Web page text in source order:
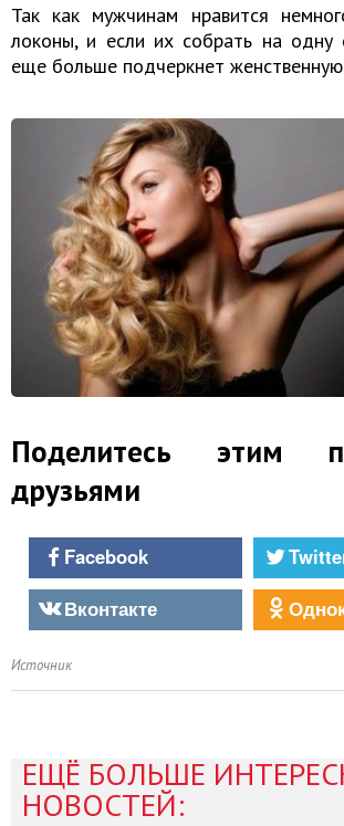
Так как мужчинам нравится
локоны, и если их собрать на одну
еще больше подчеркнет женственную
Поделитесь этим
друзьями
Facebook
Вконтакте
Источник
ЕЩЁ БОЛЬШЕ
НОВОСТЕЙ: